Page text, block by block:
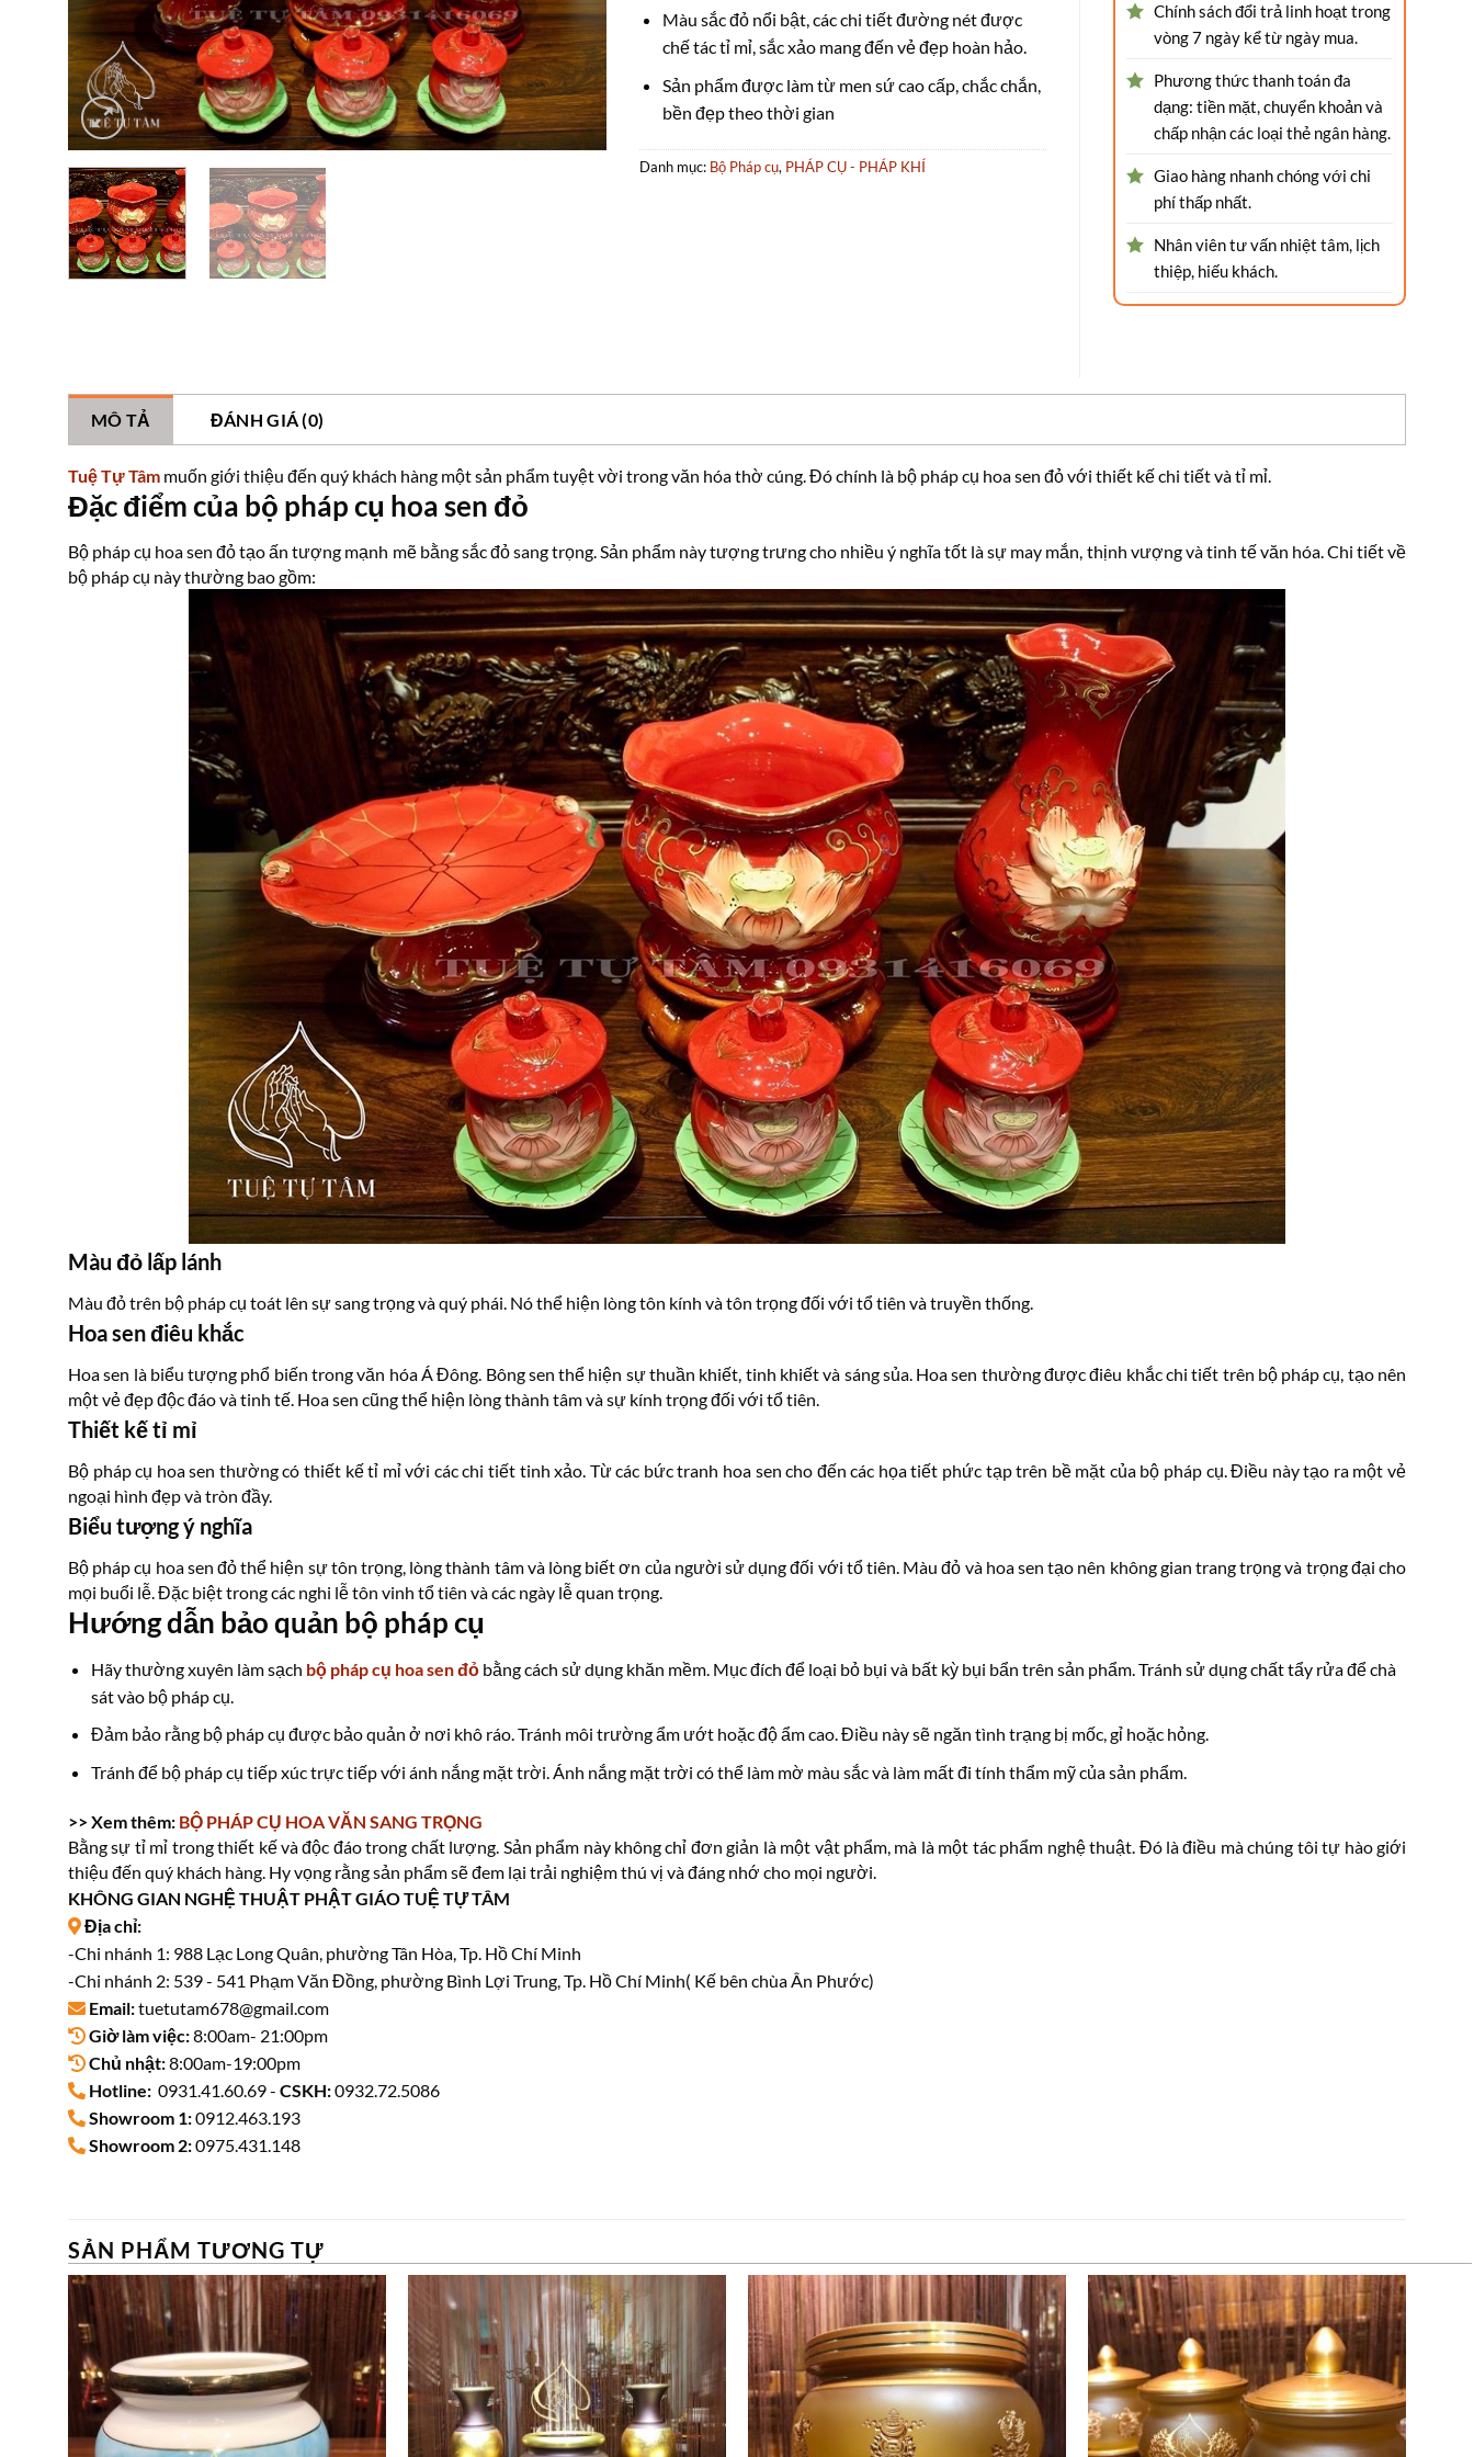
Màu sắc đỏ nổi bật, các chi tiết đường nét được
chế tác tỉ mỉ, sắc xảo mang đến vẻ đẹp hoàn hảo.
Sản phẩm được làm từ men sứ cao cấp, chắc chắn,
bền đẹp theo thời gian
Danh mục: Bộ Pháp cụ, PHÁP CỤ - PHÁP KHÍ
Chính sách đổi trả linh hoạt trong
vòng 7 ngày kể từ ngày mua.
Phương thức thanh toán đa
dạng: tiền mặt, chuyển khoản và
chấp nhận các loại thẻ ngân hàng.
Giao hàng nhanh chóng với chi
phí thấp nhất.
Nhân viên tư vấn nhiệt tâm, lịch
thiệp, hiếu khách.
MÔ TẢ ĐÁNH GIÁ (0)
Tuệ Tự Tâm muốn giới thiệu đến quý khách hàng một sản phẩm tuyệt vời trong văn hóa thờ cúng. Đó chính là bộ pháp cụ hoa sen đỏ với thiết kế chi tiết và tỉ mỉ.
Đặc điểm của bộ pháp cụ hoa sen đỏ
Bộ pháp cụ hoa sen đỏ tạo ấn tượng mạnh mẽ bằng sắc đỏ sang trọng. Sản phẩm này tượng trưng cho nhiều ý nghĩa tốt là sự may mắn, thịnh vượng và tinh tế văn hóa. Chi tiết về
bộ pháp cụ này thường bao gồm:
Màu đỏ lấp lánh
Màu đỏ trên bộ pháp cụ toát lên sự sang trọng và quý phái. Nó thể hiện lòng tôn kính và tôn trọng đối với tổ tiên và truyền thống.
Hoa sen điêu khắc
Hoa sen là biểu tượng phổ biến trong văn hóa Á Đông. Bông sen thể hiện sự thuần khiết, tinh khiết và sáng sủa. Hoa sen thường được điêu khắc chi tiết trên bộ pháp cụ, tạo nên
một vẻ đẹp độc đáo và tinh tế. Hoa sen cũng thể hiện lòng thành tâm và sự kính trọng đối với tổ tiên.
Thiết kế tỉ mỉ
Bộ pháp cụ hoa sen thường có thiết kế tỉ mỉ với các chi tiết tinh xảo. Từ các bức tranh hoa sen cho đến các họa tiết phức tạp trên bề mặt của bộ pháp cụ. Điều này tạo ra một vẻ
ngoại hình đẹp và tròn đầy.
Biểu tượng ý nghĩa
Bộ pháp cụ hoa sen đỏ thể hiện sự tôn trọng, lòng thành tâm và lòng biết ơn của người sử dụng đối với tổ tiên. Màu đỏ và hoa sen tạo nên không gian trang trọng và trọng đại cho
mọi buổi lễ. Đặc biệt trong các nghi lễ tôn vinh tổ tiên và các ngày lễ quan trọng.
Hướng dẫn bảo quản bộ pháp cụ
Hãy thường xuyên làm sạch bộ pháp cụ hoa sen đỏbằng cách sử dụng khăn mềm. Mục đích để loại bỏ bụi và bất kỳ bụi bẩn trên sản phẩm. Tránh sử dụng chất tẩy rửa để chà
sát vào bộ pháp cụ.
Đảm bảo rằng bộ pháp cụ được bảo quản ở nơi khô ráo. Tránh môi trường ẩm ướt hoặc độ ẩm cao. Điều này sẽ ngăn tình trạng bị mốc, gỉ hoặc hỏng.
Tránh để bộ pháp cụ tiếp xúc trực tiếp với ánh nắng mặt trời. Ánh nắng mặt trời có thể làm mờ màu sắc và làm mất đi tính thẩm mỹ của sản phẩm.
>> Xem thêm: BỘ PHÁP CỤ HOA VĂN SANG TRỌNG
Bằng sự tỉ mỉ trong thiết kế và độc đáo trong chất lượng. Sản phẩm này không chỉ đơn giản là một vật phẩm, mà là một tác phẩm nghệ thuật. Đó là điều mà chúng tôi tự hào giới
thiệu đến quý khách hàng. Hy vọng rằng sản phẩm sẽ đem lại trải nghiệm thú vị và đáng nhớ cho mọi người.
KHÔNG GIAN NGHỆ THUẬT PHẬT GIÁO TUỆ TỰ TÂM
Địa chỉ:
-Chi nhánh 1: 988 Lạc Long Quân, phường Tân Hòa, Tp. Hồ Chí Minh
-Chi nhánh 2: 539 - 541 Phạm Văn Đồng, phường Bình Lợi Trung, Tp. Hồ Chí Minh( Kế bên chùa Ân Phước)
Email:tuetutam678@gmail.com
Giờ làm việc:8:00am- 21:00pm
Chủ nhật:8:00am-19:00pm
Hotline: 0931.41.60.69 - CSKH:0932.72.5086
Showroom 1:0912.463.193
Showroom 2:0975.431.148
SẢN PHẨM TƯƠNG TỰ